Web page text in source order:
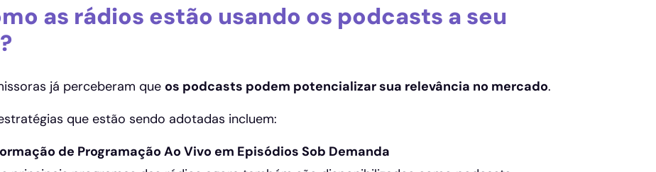
as rádios estão usando os podcasts a seu
já perceberam que os podcasts podem potencializar sua relevância no mercado.
que estão sendo adotadas incluem:
de Programação Ao Vivo em Episódios Sob Demanda